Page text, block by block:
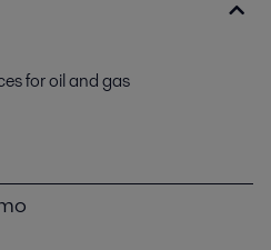
for oil and gas